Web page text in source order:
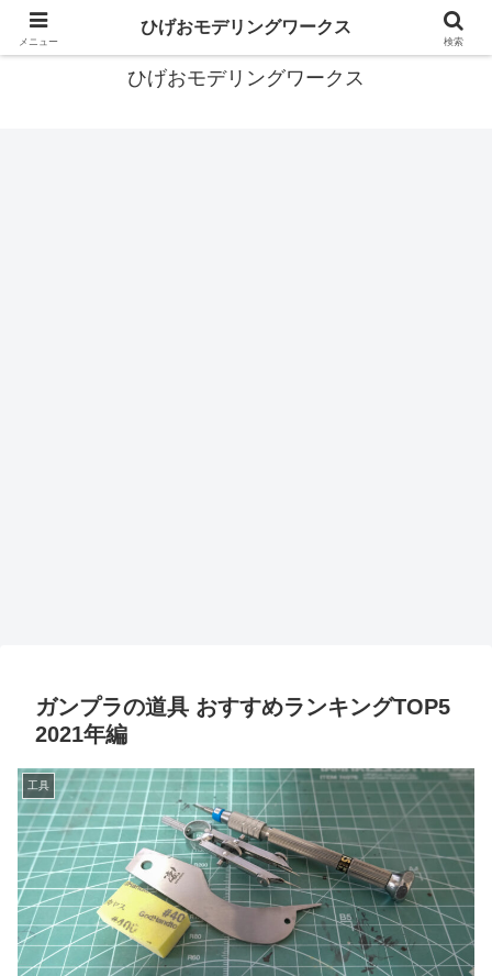
あなたの背中を押すガンプラブログ
ひげおモデリングワークス
ガンプラの道具 おすすめランキングTOP5
2021年編
工具
メニュー
ひげおモデリングワークス
検索